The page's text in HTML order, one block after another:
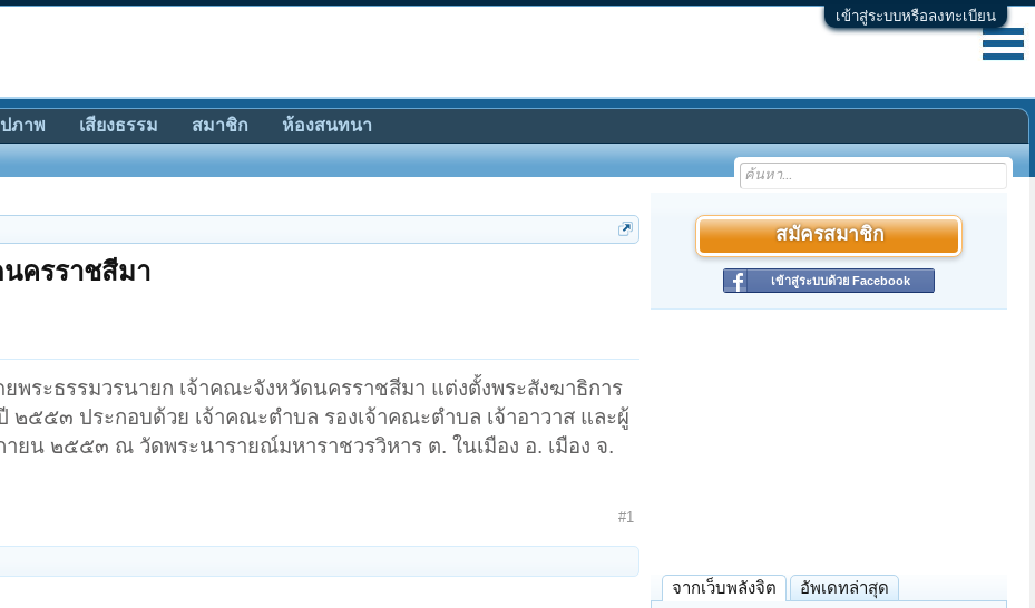
เข้าสู่ระบบหรือลงทะเบียน
ครราชสีมา
ระธรรมวรนายก เจ้าคณะจังหวัดนครราชสีมา แต่งตั้งพระสังฆาธิการ
๒๕๕๓ ประกอบด้วย เจ้าคณะตำบล รองเจ้าคณะตำบล เจ้าอาวาส และผู้
ยน ๒๕๕๓ ณ วัดพระนารายณ์มหาราชวรวิหาร ต. ในเมือง อ. เมือง จ.
#1
สมัครสมาชิก
เข้าสู่ระบบด้วย Facebook
จากเว็บพลังจิต อัพเดทล่าสุด
ภาพ เสียงธรรม สมาชิก ห้องสนทนา